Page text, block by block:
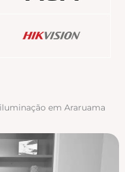
em Araruama